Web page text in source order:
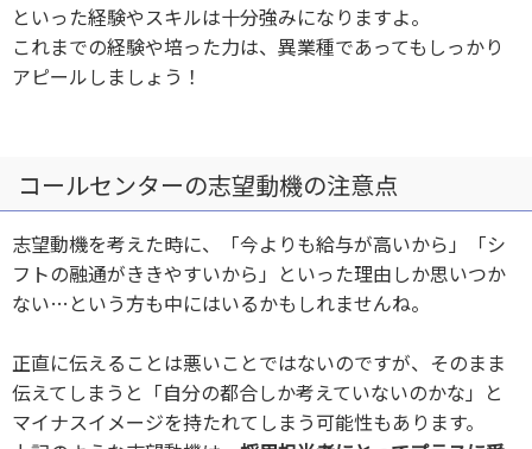
といった経験やスキルは十分強みになりますよ。
これまでの経験や培った力は、異業種であってもしっかり
アピールしましょう！
コールセンターの志望動機の注意点
志望動機を考えた時に、「今よりも給与が高いから」「シ
フトの融通がききやすいから」といった理由しか思いつか
ない…という方も中にはいるかもしれませんね。
正直に伝えることは悪いことではないのですが、そのまま
伝えてしまうと「自分の都合しか考えていないのかな」と
マイナスイメージを持たれてしまう可能性もあります。